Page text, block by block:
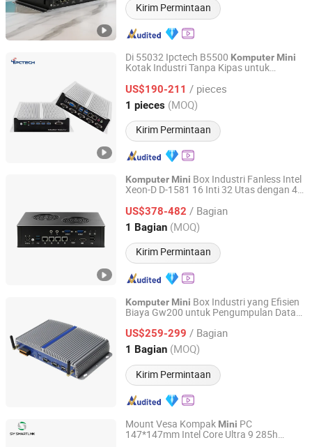
Kirim Permintaan
Di 55032 Ipctech B5500 Komputer Mini
Kotak Industri Tanpa Kipas untuk
Mbps, RJ-45)
US$190-211 / pieces
1 pieces (MOQ)
Kirim Permintaan
Zhengzhou Qiyang Technology Co., Ltd.
Henan, China Harga mulai 2025
Komputer Mini Box Industri Fanless Intel
Xeon-D D-1581 16 Inti 32 Utas dengan 4G
US$378-482 / Bagian
1 Bagian (MOQ)
Kirim Permintaan
Shenzhen Shinho Electronic Technology Co., Ltd
Guangdong, China Harga mulai 2024
Komputer Mini Box Industri yang Efisien
Biaya Gw200 untuk Pengumpulan Data
US$259-299 / Bagian
1 Bagian (MOQ)
Kirim Permintaan
Foshan Lineng Electronic Equipment Co., Ltd.
Guangdong, China Harga mulai 2025
Mount Vesa Kompak Mini PC
147*147mm Intel Core Ultra 9 285h
Shenzhen Sy Smartlink Technology Co., Ltd.